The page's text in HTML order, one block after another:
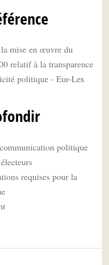
mise en œuvre du
relatif à la transparence
politique - Eur-Lex
politique
requises pour la